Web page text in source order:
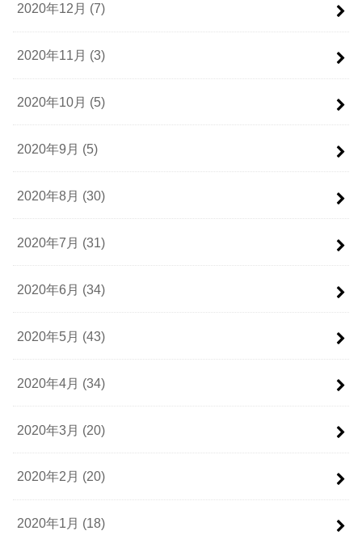
2020年12月 (7)
2020年11月 (3)
2020年10月 (5)
2020年9月 (5)
2020年8月 (30)
2020年7月 (31)
2020年6月 (34)
2020年5月 (43)
2020年4月 (34)
2020年3月 (20)
2020年2月 (20)
2020年1月 (18)